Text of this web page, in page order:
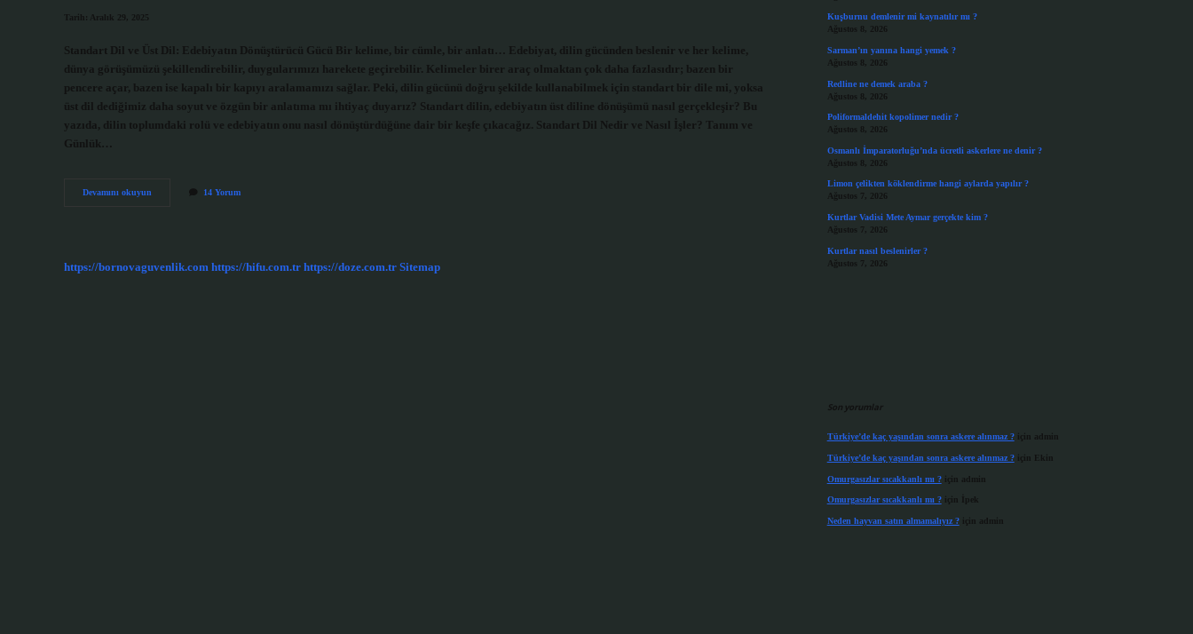
Tarih: Aralık 29, 2025
Standart Dil ve Üst Dil: Edebiyatın Dönüştürücü Gücü Bir kelime, bir cümle, bir anlatı… Edebiyat, dilin gücünden beslenir ve her kelime,
dünya görüşümüzü şekillendirebilir, duygularımızı harekete geçirebilir. Kelimeler birer araç olmaktan çok daha fazlasıdır; bazen bir
pencere açar, bazen ise kapalı bir kapıyı aralamamızı sağlar. Peki, dilin gücünü doğru şekilde kullanabilmek için standart bir dile mi, yoksa
üst dil dediğimiz daha soyut ve özgün bir anlatıma mı ihtiyaç duyarız? Standart dilin, edebiyatın üst diline dönüşümü nasıl gerçekleşir? Bu
yazıda, dilin toplumdaki rolü ve edebiyatın onu nasıl dönüştürdüğüne dair bir keşfe çıkacağız. Standart Dil Nedir ve Nasıl İşler? Tanım ve
Günlük…
Devamını okuyun 14 Yorum
https://bornovaguvenlik.com https://hifu.com.tr https://doze.com.tr Sitemap
Kuşburnu demlenir mi kaynatılır mı ?
Ağustos 8, 2026
Sarman’ın yanına hangi yemek ?
Ağustos 8, 2026
Redline ne demek araba ?
Ağustos 8, 2026
Poliformaldehit kopolimer nedir ?
Ağustos 8, 2026
Osmanlı İmparatorluğu’nda ücretli askerlere ne denir ?
Ağustos 8, 2026
Limon çelikten köklendirme hangi aylarda yapılır ?
Ağustos 7, 2026
Kurtlar Vadisi Mete Aymar gerçekte kim ?
Ağustos 7, 2026
Kurtlar nasıl beslenirler ?
Ağustos 7, 2026
Son yorumlar
Türkiye’de kaç yaşından sonra askere alınmaz ?için admin
Türkiye’de kaç yaşından sonra askere alınmaz ?için Ekin
Omurgasızlar sıcakkanlı mı ?için admin
Omurgasızlar sıcakkanlı mı ?için İpek
Neden hayvan satın almamalıyız ?için admin